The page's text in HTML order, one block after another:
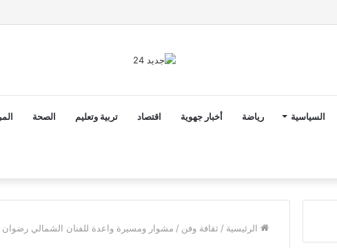
ميزانية 2027 أن ثوابت العدالة الاجتماعية والمجالية خيار استراتيجي للبلاد
السياسية رياضة أخبار جهوية اقتصاد تربية وتعليم الصحة
الرئيسية / ثقافة وفن / مشوار ومسيرة واعدة للفنان الشمالي